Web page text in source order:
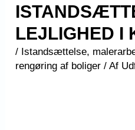
LEJLIGHED I
/ Istandsættelse,
rengøring af boliger / Af